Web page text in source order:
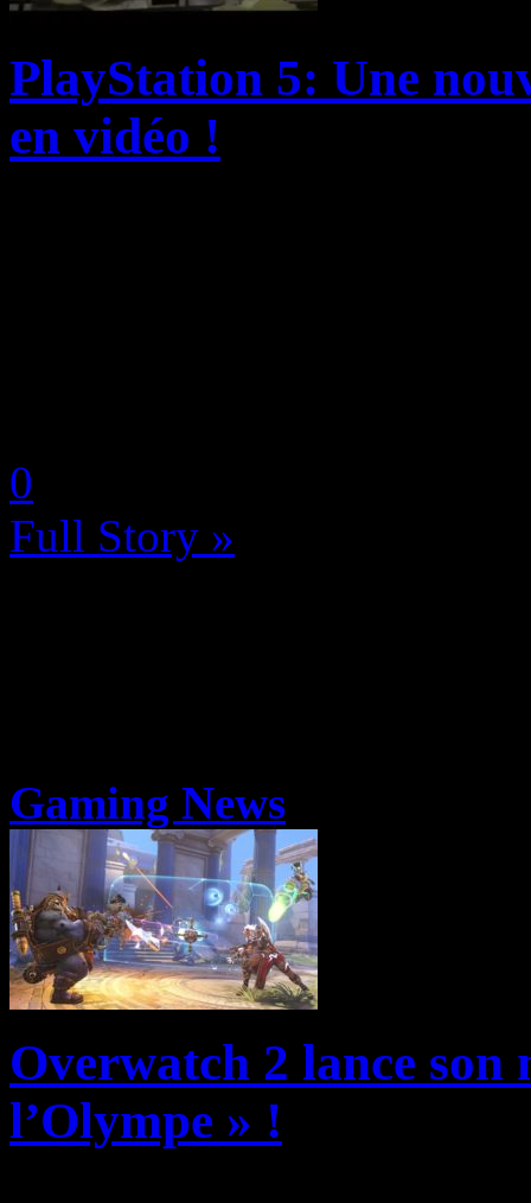
PlayStation 5: Une
en vidéo !
0
Full Story »
Gaming News
Overwatch 2 lance
l’Olympe » !